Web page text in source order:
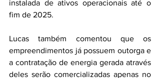
instalada de ativos operacionais até o
fim de 2025.
Lucas também comentou que os
empreendimentos já possuem outorga e
a contratação de energia gerada através
deles serão comercializadas apenas no